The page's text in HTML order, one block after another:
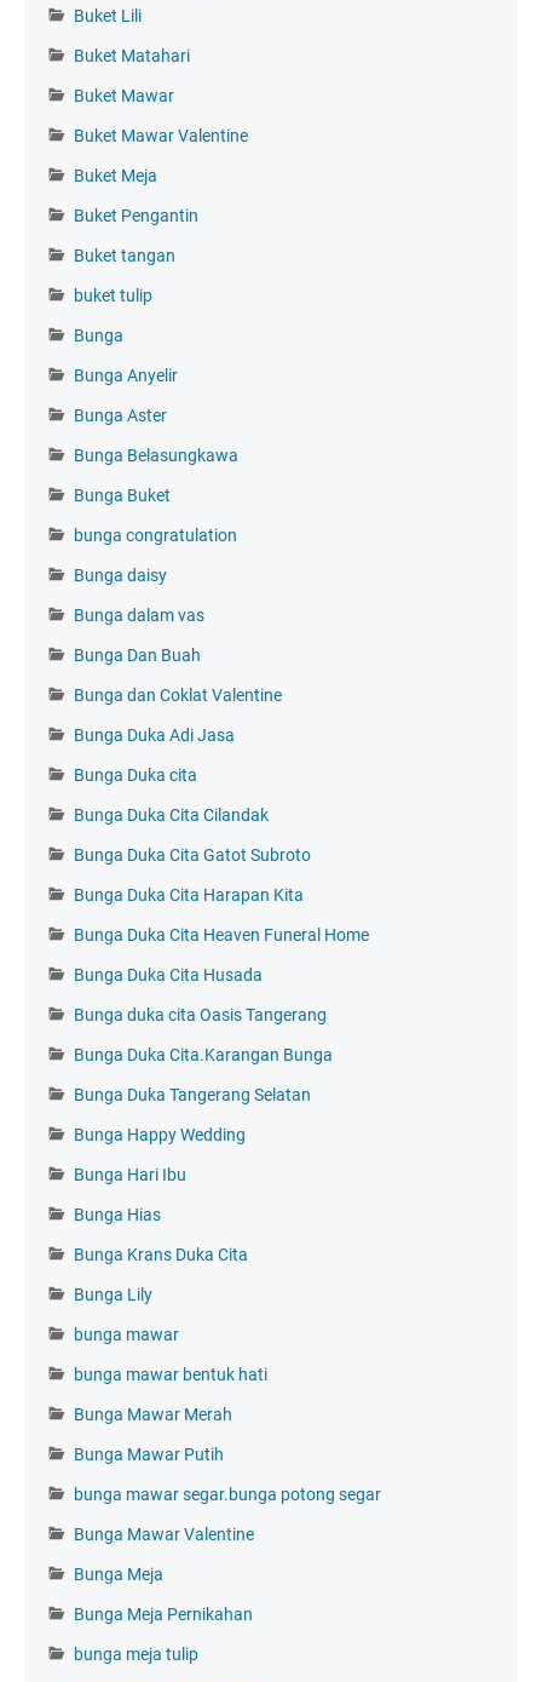
Buket Lili
Buket Matahari
Buket Mawar
Buket Mawar Valentine
Buket Meja
Buket Pengantin
Buket tangan
buket tulip
Bunga
Bunga Anyelir
Bunga Aster
Bunga Belasungkawa
Bunga Buket
bunga congratulation
Bunga daisy
Bunga dalam vas
Bunga Dan Buah
Bunga dan Coklat Valentine
Bunga Duka Adi Jasa
Bunga Duka cita
Bunga Duka Cita Cilandak
Bunga Duka Cita Gatot Subroto
Bunga Duka Cita Harapan Kita
Bunga Duka Cita Heaven Funeral Home
Bunga Duka Cita Husada
Bunga duka cita Oasis Tangerang
Bunga Duka Cita.Karangan Bunga
Bunga Duka Tangerang Selatan
Bunga Happy Wedding
Bunga Hari Ibu
Bunga Hias
Bunga Krans Duka Cita
Bunga Lily
bunga mawar
bunga mawar bentuk hati
Bunga Mawar Merah
Bunga Mawar Putih
bunga mawar segar.bunga potong segar
Bunga Mawar Valentine
Bunga Meja
Bunga Meja Pernikahan
bunga meja tulip